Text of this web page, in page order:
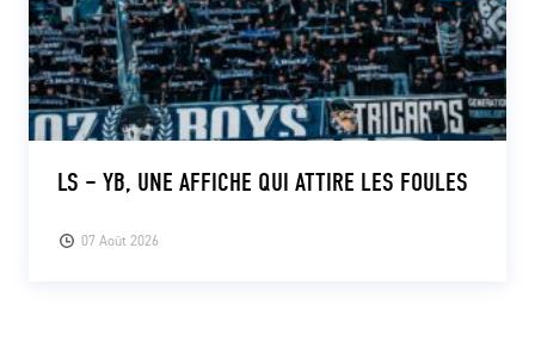
07 Août 2026
LS – YB, UNE AFFICHE QUI ATTIRE LES FOULES